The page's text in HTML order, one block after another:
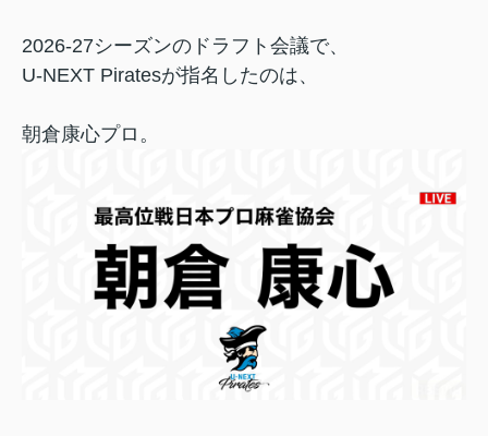
2026-27シーズンのドラフト会議で、
U-NEXT Piratesが指名したのは、
朝倉康心プロ。